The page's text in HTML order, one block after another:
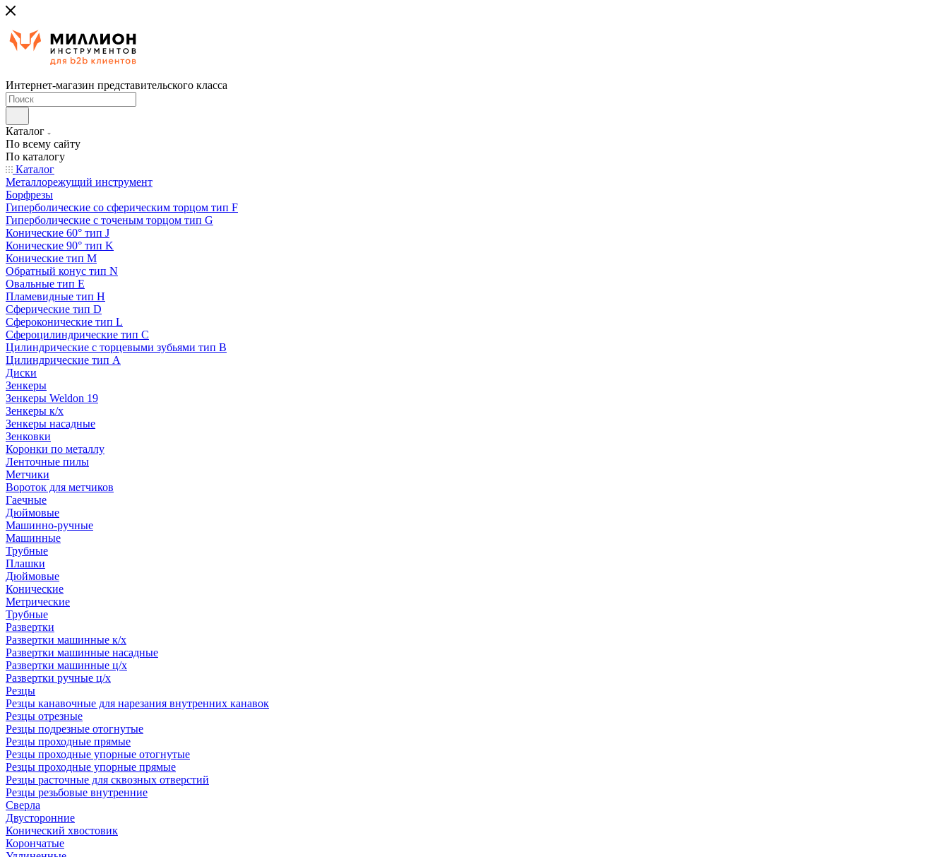
Интернет-магазин представительского класса
Каталог
По всему сайту
По каталогу
Каталог
Металлорежущий инструмент
Борфрезы
Гиперболические cо сферическим торцом тип F
Гиперболические с точеным торцом тип G
Конические 60° тип J
Конические 90° тип K
Конические тип M
Обратный конус тип N
Овальные тип E
Пламевидные тип H
Сферические тип D
Сфероконические тип L
Сфероцилиндрические тип C
Цилиндрические с торцевыми зубьями тип B
Цилиндрические тип А
Диски
Зенкеры
Зенкеры Weldon 19
Зенкеры к/х
Зенкеры насадные
Зенковки
Коронки по металлу
Ленточные пилы
Метчики
Вороток для метчиков
Гаечные
Дюймовые
Машинно-ручные
Машинные
Трубные
Плашки
Дюймовые
Конические
Метрические
Трубные
Развертки
Развертки машинные к/х
Развертки машинные насадные
Развертки машинные ц/х
Развертки ручные ц/х
Резцы
Резцы канавочные для нарезания внутренних канавок
Резцы отрезные
Резцы подрезные отогнутые
Резцы проходные прямые
Резцы проходные упорные отогнутые
Резцы проходные упорные прямые
Резцы расточные для сквозных отверстий
Резцы резьбовые внутренние
Сверла
Двусторонние
Конический хвостовик
Корончатые